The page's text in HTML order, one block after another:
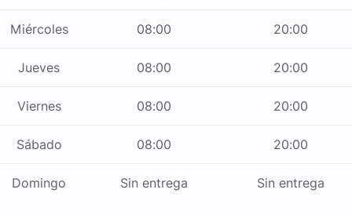
Miércoles 08:00 20:00
Jueves 08:00 20:00
Viernes 08:00 20:00
Sábado 08:00 20:00
Domingo Sin entrega Sin entrega